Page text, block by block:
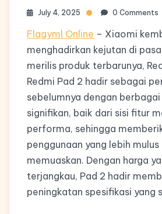
July 4, 2025 0 Comments
Flagyml Online – Xiaomi
menghadirkan kejutan di
merilis produk terbarunya,
Redmi Pad 2 hadir sebagai
sebelumnya dengan
signifikan, baik dari sisi fitur
performa, sehingga
penggunaan yang lebih mulus
memuaskan. Dengan harga
terjangkau, Pad 2 hadir
peningkatan spesifikasi yang